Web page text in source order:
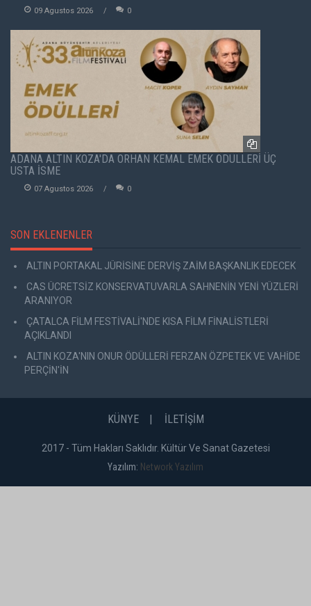
09 Agustos 2026 0
ADANA ALTIN KOZA'DA ORHAN KEMAL EMEK ÖDÜLLERİ ÜÇ
USTA İSME
07 Agustos 2026 0
SON EKLENENLER
ALTIN PORTAKAL JÜRİSİNE DERVİŞ ZAİM BAŞKANLIK EDECEK
CAS ÜCRETSİZ KONSERVATUVARLA SAHNENİN YENİ YÜZLERİ
ARANIYOR
ÇATALCA FİLM FESTİVALİ'NDE KISA FİLM FİNALİSTLERİ
AÇIKLANDI
ALTIN KOZA'NIN ONUR ÖDÜLLERİ FERZAN ÖZPETEK VE VAHİDE
PERÇİN'İN
KÜNYE İLETİŞİM
2017 - Tüm Hakları Saklıdır. Kültür Ve Sanat Gazetesi
Yazılım: Network Yazılım